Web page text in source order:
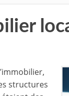
structures